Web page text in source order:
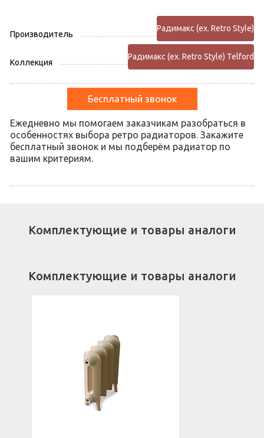
Производитель
Радимакс (ex. Retro Style)
Коллекция
Радимакс (ex. Retro Style) Telford
Бесплатный звонок
Ежедневно мы помогаем заказчикам разобраться в
особенностях выбора ретро радиаторов. Закажите
бесплатный звонок и мы подберём радиатор по
вашим критериям.
Комплектующие и товары аналоги
Комплектующие и товары аналоги